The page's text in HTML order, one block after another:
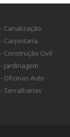
- Canalização
- Carpintaria
- Construção Civil
- Jardinagem
- Oficinas Auto
- Serralharias